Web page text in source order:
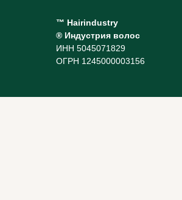
™ Hairindustry
® Индустрия волос
ИНН 5045071829
ОГРН 1245000003156